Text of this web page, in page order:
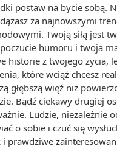
postaw na bycie sobą.
za najnowszymi
Twoją siłą jest
humoru i twoja
historie z twojego życia,
które wciąż chcesz
głębszą więź niż
Bądź ciekawy drugiej
Ludzie, niezależnie
o sobie i czuć się
i prawdziwe